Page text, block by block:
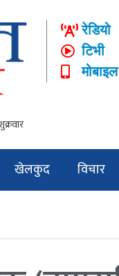
रेडियो
टिभी
मोबाइल
खेलकुद विचार